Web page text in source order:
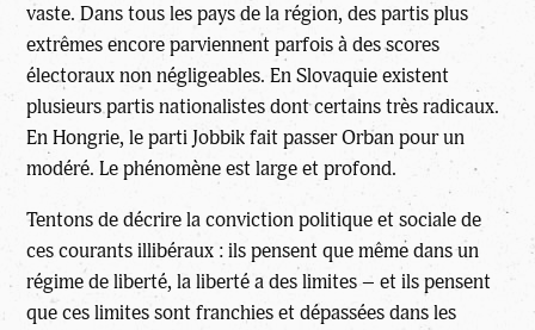
vaste. Dans tous les pays de la région, des partis plus
extrêmes encore parviennent parfois à des scores
électoraux non négligeables. En Slovaquie existent
plusieurs partis nationalistes dont certains très radicaux.
En Hongrie, le parti Jobbik fait passer Orban pour un
modéré. Le phénomène est large et profond.
Tentons de décrire la conviction politique et sociale de
ces courants illibéraux : ils pensent que même dans un
régime de liberté, la liberté a des limites – et ils pensent
que ces limites sont franchies et dépassées dans les